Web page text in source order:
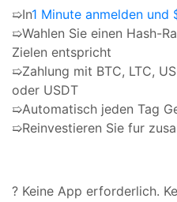
➯In1 Minute anmelden und
➯Wahlen Sie einen Hash-
Zielen entspricht
➯Zahlung mit BTC, LTC,
oder USDT
➯Automatisch jeden Tag
➯Reinvestieren Sie fur
? Keine App erforderlich.